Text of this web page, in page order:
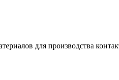
для производства